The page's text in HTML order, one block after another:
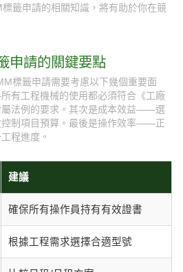
籤申請的相關知識，將有助於你在競
申請的關鍵要點
標籤申請需要考慮以下幾個重要面
有工程機械的使用都必須符合《工廠
屬法例的要求。其次是成本效益——選
控制項目預算。最後是操作效率——正
程進度。
建議
確保所有操作員持有有效證書
根據工程需求選擇合適型號